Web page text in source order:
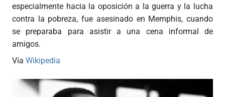
especialmente hacia la oposición a la guerra y la lucha
contra la pobreza, fue asesinado en Memphis, cuando
se preparaba para asistir a una cena informal de
amigos.
Vía Wikipedia